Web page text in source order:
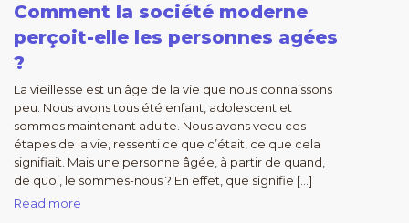
Comment la société moderne
perçoit-elle les personnes agées
?
La vieillesse est un âge de la vie que nous connaissons
peu. Nous avons tous été enfant, adolescent et
sommes maintenant adulte. Nous avons vecu ces
étapes de la vie, ressenti ce que c’était, ce que cela
signifiait. Mais une personne âgée, à partir de quand,
de quoi, le sommes-nous ? En effet, que signifie […]
Read more